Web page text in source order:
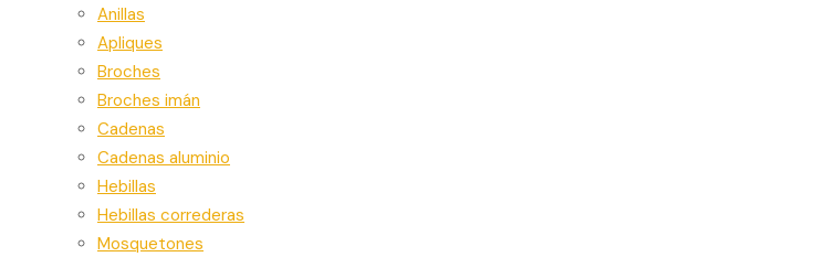
Anillas
Apliques
Broches
Broches imán
Cadenas
Cadenas aluminio
Hebillas
Hebillas correderas
Mosquetones